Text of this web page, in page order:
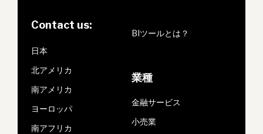
Contact us:
日本
北アメリカ
南アメリカ
ヨーロッパ
南アフリカ
BIツールとは？
業種
金融サービス
小売業